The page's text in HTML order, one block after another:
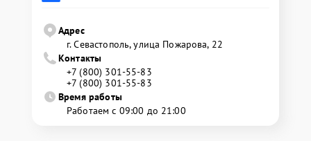
Адрес
г. Севастополь, улица Пожарова, 22
Контакты
+7 (800) 301-55-83
+7 (800) 301-55-83
Время работы
Работаем с 09:00 до 21:00